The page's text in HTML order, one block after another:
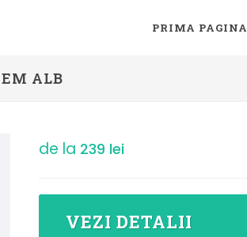
PRIMA PAGINA
ALB
de la 239 lei
VEZI DETALII